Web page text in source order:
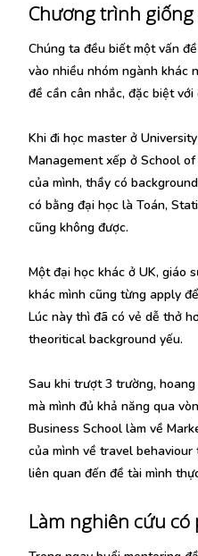
Chương trình
Chúng ta đều biết một vấn
vào nhiều nhóm ngành khác
đề cần cân nhắc, đặc biệt
Khi đi học master ở
Management xếp ở School
của mình, thầy có
có bằng đại học là Toán,
cũng không được.
Một đại học khác ở UK, giáo
khác mình cũng từng apply
Lúc này thì đã có vẻ dễ thở
theoritical background yếu.
Sau khi trượt 3 trường,
mà mình đủ khả năng qua
Business School làm về
của mình về travel
liên quan đến đề tài mình
Làm nghiên cứu